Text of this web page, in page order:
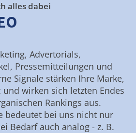
alles dabei
Advertorials,
Pressemitteilungen und
Signale stärken Ihre Marke,
wirken sich letzten Endes
Rankings aus.
bedeutet bei uns nicht nur
Bedarf auch analog - z. B.